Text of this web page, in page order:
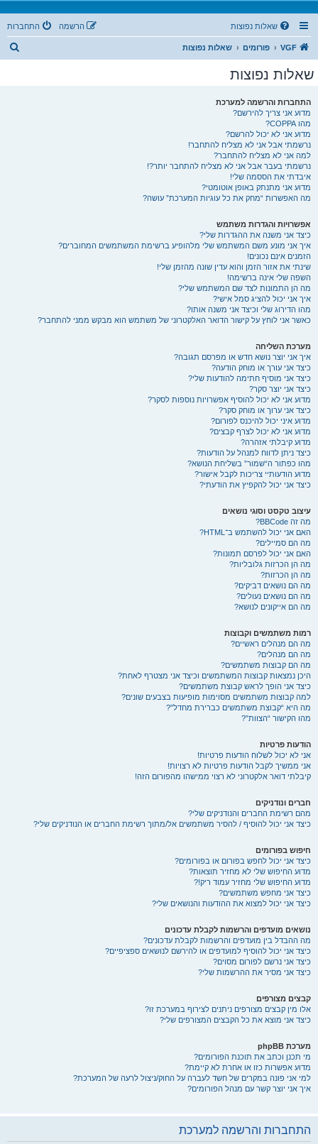
שאלות נפוצות התחברות הרשמה
VGF פורומים שאלות נפוצות
שאלות נפוצות
התחברות והרשמה למערכת
מדוע אני צריך להירשם?
מהו COPPA?
מדוע אני לא יכול להרשם?
נרשמתי אבל אני לא מצליח להתחבר!
למה אני לא מצליח להתחבר?
נרשמתי בעבר אבל אני לא מצליח להתחבר יותר?!
איבדתי את הססמה שלי!
מדוע אני מתנתק באופן אוטומטי?
מה האפשרות “מחק את כל עוגיות המערכת” עושה?
אפשרויות והגדרות משתמש
כיצד אני משנה את ההגדרות שלי?
איך אני מונע משם המשתמש שלי מלהופיע ברשימת המשתמשים המחוברים?
הזמנים אינם נכונים!
שינתי את אזור הזמן והוא עדין שונה מהזמן שלי!
השפה שלי אינה ברשימה!
מה הן התמונות לצד שם המשתמש שלי?
איך אני יכול להציג סמל אישי?
מהו הדירוג שלי וכיצד אני משנה אותו?
כאשר אני לוחץ על קישור הדואר האלקטרוני של משתמש הוא מבקש ממני להתחבר?
מערכת השליחה
איך אני יוצר נושא חדש או מפרסם תגובה?
כיצד אני עורך או מוחק הודעה?
כיצד אני מוסיף חתימה להודעות שלי?
כיצד אני יוצר סקר?
מדוע אני לא יכול להוסיף אפשרויות נוספות לסקר?
כיצד אני ערוך או מוחק סקר?
מדוע איני יכול להיכנס לפורום?
מדוע אני לא יכול לצרף קבצים?
מדוע קיבלתי אזהרה?
כיצד ניתן לדווח למנהל על הודעות?
מהו כפתור ה“שמור” בשליחת הנושא?
מדוע הודעותיי צריכות לקבל אישור?
כיצד אני יכול להקפיץ את הודעתי?
עיצוב טקסט וסוגי נושאים
מה זה BBCode?
האם אני יכול להשתמש ב־HTML?
מה הם סמיילים?
האם אני יכול לפרסם תמונות?
מה הן הכרזות גלובליות?
מה הן הכרזות?
מה הם נושאים דביקים?
מה הם נושאים נעולים?
מה הם אייקונים לנושא?
רמות משתמשים וקבוצות
מה הם מנהלים ראשיים?
מה הם מנהלים?
מה הם קבוצות משתמשים?
היכן נמצאות קבוצות המשתמשים וכיצד אני מצטרף לאחת?
כיצד אני הופך לראש קבוצת משתמשים?
למה קבוצות משתמשים מסוימות מופיעות בצבעים שונים?
מה היא “קבוצת משתמשים כברירת מחדל”?
מהו הקישור “הצוות”?
הודעות פרטיות
אני לא יכול לשלוח הודעות פרטיות!
אני ממשיך לקבל הודעות פרטיות לא רצויות!
קיבלתי דואר אלקטרוני לא רצוי ממישהו מהפורום הזה!
חברים ונודניקים
מהם רשימת החברים והנודניקים שלי?
כיצד אני יכול להוסיף / להסיר משתמשים אל/מתוך רשימת החברים או הנודניקים שלי?
חיפוש בפורומים
כיצד אני יכול לחפש בפורום או בפורומים?
מדוע החיפוש שלי לא מחזיר תוצאות?
מדוע החיפוש שלי מחזיר עמוד ריק!?
כיצד אני מחפש משתמשים?
כיצד אני יכול למצוא את ההודעות והנושאים שלי?
נושאים מועדפים והרשמות לקבלת עדכונים
מה ההבדל בין מועדפים והרשמות לקבלת עדכונים?
כיצד אני יכול להוסיף למועדפים או להירשם לנושאים ספציפיים?
כיצד אני נרשם לפורום מסוים?
כיצד אני מסיר את ההרשמות שלי?
קבצים מצורפים
אלו מין קבצים מצורפים ניתנים לצירוף במערכת זו?
כיצד אני מוצא את כל הקבצים המצורפים שלי?
מערכת phpBB
מי תכנן וכתב את תוכנת הפורומים?
מדוע אפשרות כזו או אחרת לא קיימת?
למי אני פונה במקרים של חשד לעברה על החוק/ניצול לרעה של המערכת?
איך אני יוצר קשר עם מנהל הפורומים?
התחברות והרשמה למערכת